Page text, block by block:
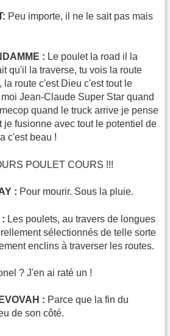
Peu importe, il ne le sait pas mais
: Le poulet la road il la
qu'il la traverse, tu vois la route
la route c'est Dieu c'est tout le
Jean-Claude Super Star quand
quand le truck arrive je pense
je fusionne avec tout le potentiel de
c'est beau !
POULET COURS !!!
: Pour mourir. Sous la pluie.
Les poulets, au travers de longues
sélectionnés de telle sorte
enclins à traverser les routes.
? J'en ai raté un !
: Parce que la fin du
de son côté.